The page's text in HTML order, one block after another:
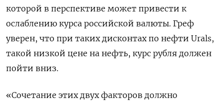
которой в перспективе может привести к
ослаблению курса российской валюты. Греф
уверен, что при таких дисконтах по нефти Urals,
такой низкой цене на нефть, курс рубля должен ​
пойти вниз.
«Сочетание этих двух факторов должно